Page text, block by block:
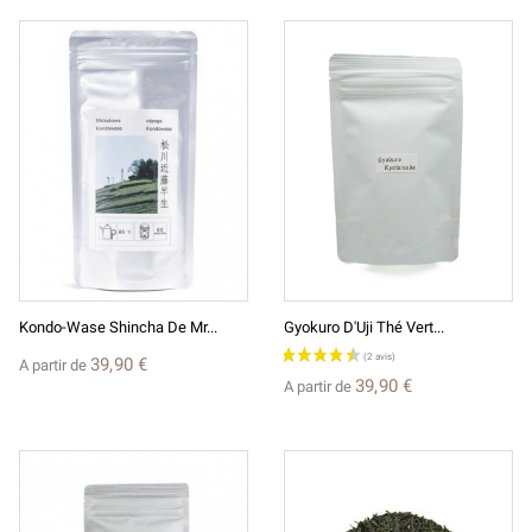
Kondo-Wase Shincha De Mr...
A partir de 39,90 €
Gyokuro D'Uji Thé Vert...
A partir de 39,90 €